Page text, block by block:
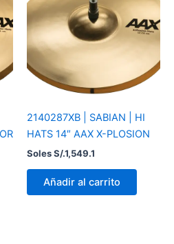
2140287XB | SABIAN | HI
HATS 14″ AAX X-PLOSION
Soles S/.1,549.1
Añadir al carrito